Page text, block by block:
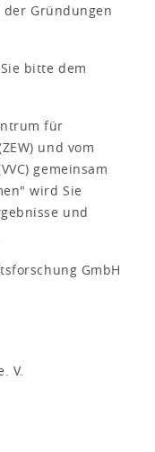
Gründungen
bitte dem
für
und vom
gemeinsam
wird Sie
und
GmbH
V.